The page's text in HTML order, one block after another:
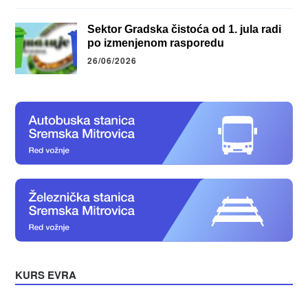
Sektor Gradska čistoća od 1. jula radi
po izmenjenom rasporedu
26/06/2026
KURS EVRA